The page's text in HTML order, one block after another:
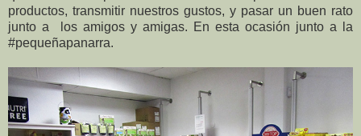
productos, transmitir nuestros gustos, y pasar un buen rato
junto a los amigos y amigas. En esta ocasión junto a la
#pequeñapanarra.